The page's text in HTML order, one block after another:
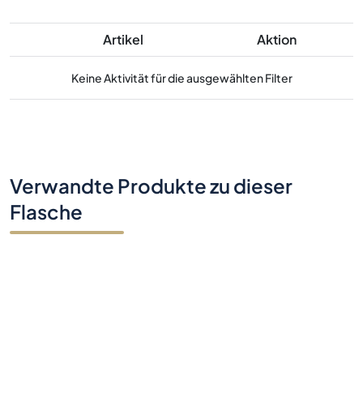
Artikel Aktion
Keine Aktivität für die ausgewählten Filter
Verwandte Produkte zu dieser
Flasche